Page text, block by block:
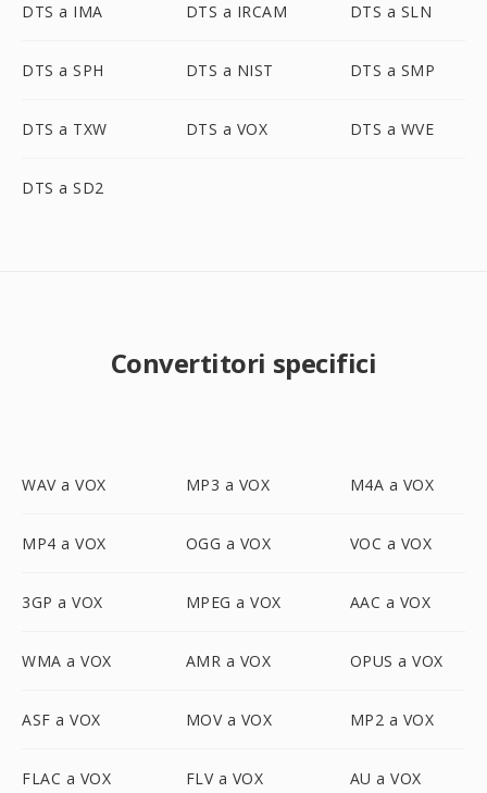
DTS a IMA DTS a IRCAM DTS a SLN
DTS a SPH DTS a NIST DTS a SMP
DTS a TXW DTS a VOX DTS a WVE
DTS a SD2
Convertitori specifici
WAV a VOX MP3 a VOX M4A a VOX
MP4 a VOX OGG a VOX VOC a VOX
3GP a VOX MPEG a VOX AAC a VOX
WMA a VOX AMR a VOX OPUS a VOX
ASF a VOX MOV a VOX MP2 a VOX
FLAC a VOX FLV a VOX AU a VOX